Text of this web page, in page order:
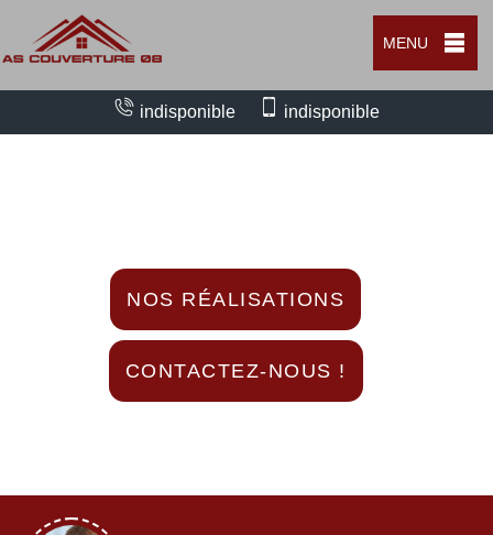
MENU
indisponible indisponible
NOS RÉALISATIONS
CONTACTEZ-NOUS !